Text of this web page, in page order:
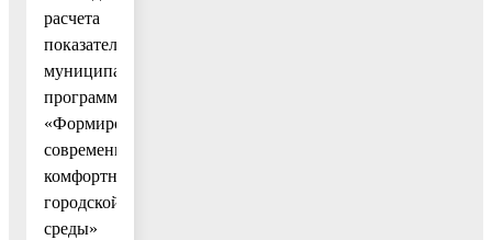
расчета
показателей»
муниципальной
программы
«Формирование
современной
комфортной
городской
среды»